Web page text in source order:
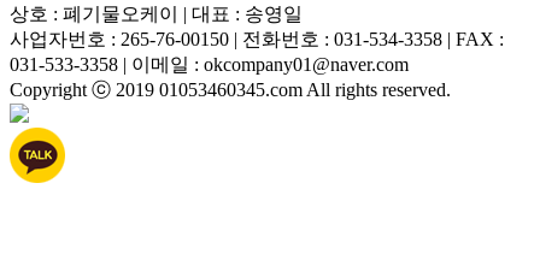
상호 : 폐기물오케이 | 대표 : 송영일
사업자번호 : 265-76-00150 | 전화번호 : 031-534-3358 | FAX :
031-533-3358 | 이메일 : okcompany01@naver.com
Copyright ⓒ 2019 01053460345.com All rights reserved.